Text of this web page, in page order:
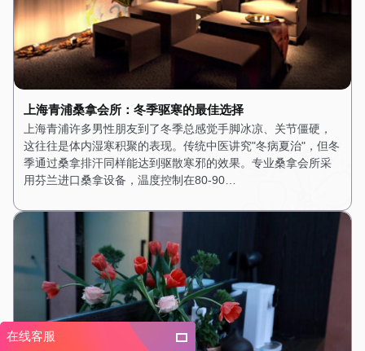
在线客服
上海青浦桑拿会所：冬季驱寒的最佳选择
上海青浦许多男性朋友到了冬季总感觉手脚冰凉、关节僵硬，
这往往是体内湿寒积聚的表现。传统中医讲究"冬病夏治"，但冬
季通过桑拿排汗同样能达到驱散寒邪的效果。专业桑拿会所采
用芬兰进口桑拿设备，温度控制在80-90…